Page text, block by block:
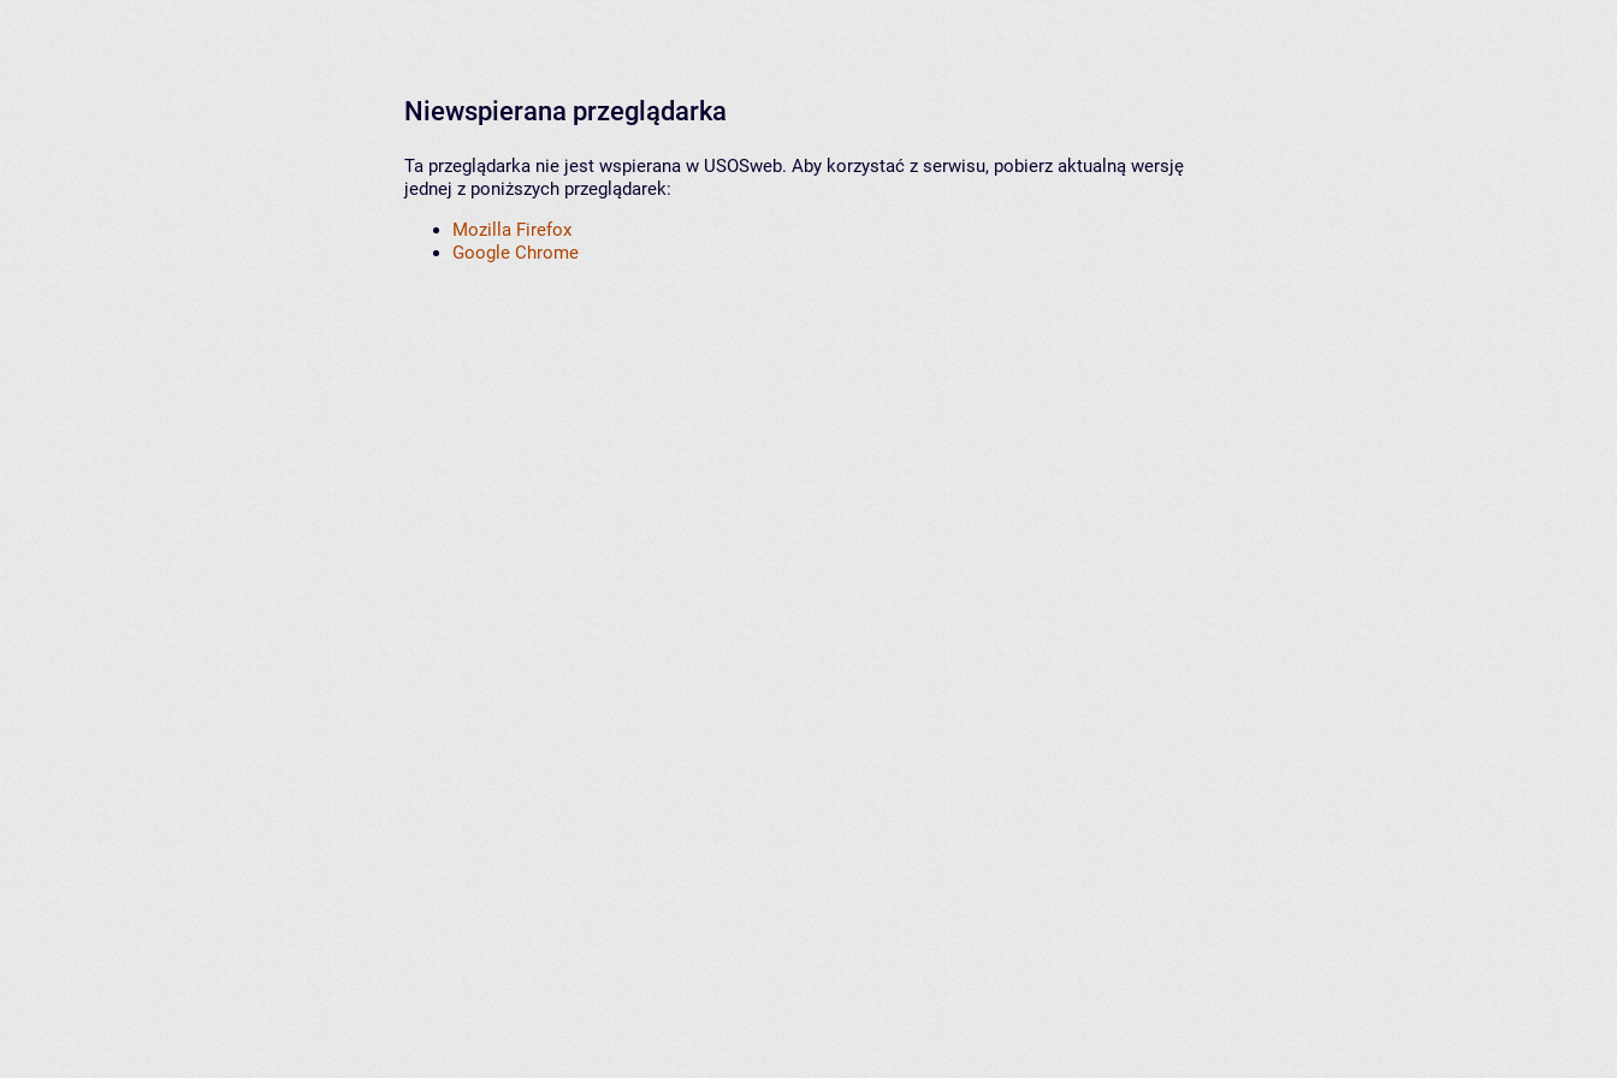
Niewspierana przeglądarka
Ta przeglądarka nie jest wspierana w USOSweb. Aby korzystać z serwisu, pobierz aktualną wersję
jednej z poniższych przeglądarek:
Mozilla Firefox
Google Chrome